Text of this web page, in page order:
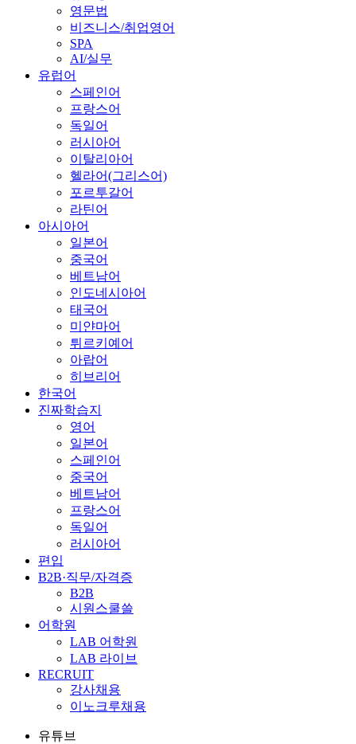
영문법
비즈니스/취업영어
SPA
AI/실무
유럽어
스페인어
프랑스어
독일어
러시아어
이탈리아어
헬라어(그리스어)
포르투갈어
라틴어
아시아어
일본어
중국어
베트남어
인도네시아어
태국어
미얀마어
튀르키예어
아랍어
히브리어
한국어
진짜학습지
영어
일본어
스페인어
중국어
베트남어
프랑스어
독일어
러시아어
편입
B2B·직무/자격증
B2B
시원스쿨쓸
어학원
LAB 어학원
LAB 라이브
RECRUIT
강사채용
이노크루채용
유튜브